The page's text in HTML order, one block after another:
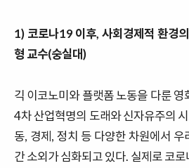
1) 코로나19 이후,사회경제적 환경
형 교수(숭실대)
긱 이코노미와 플랫폼 노동을 다룬 영
4차 산업혁명의 도래와 신자유주의
동, 경제 , 정치 등 다양한 차원에서 우
간 소외가 심화되고 있다. 실제로 코로